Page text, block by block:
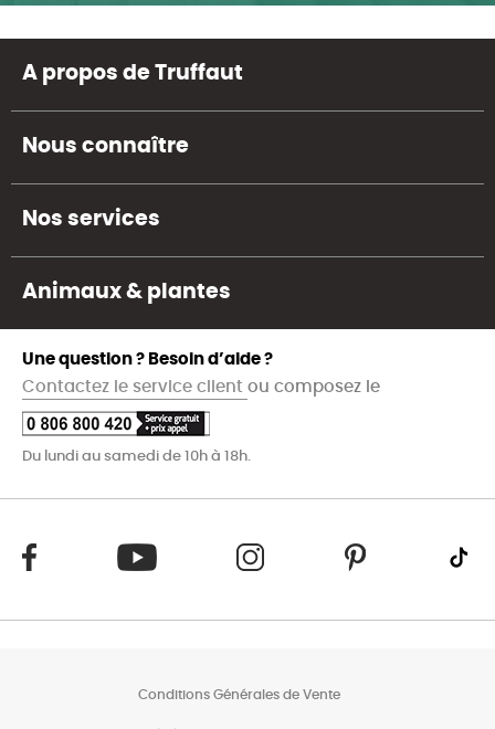
A propos de Truffaut
Nous connaître
Nos services
Animaux & plantes
Une question ? Besoin d’aide ?
Contactez le service client ou composez le
Du lundi au samedi de 10h à 18h.
Conditions Générales de Vente